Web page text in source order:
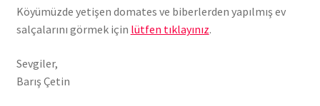
Köyümüzde yetişen domates ve biberlerden yapılmış ev
salçalarını görmek için lütfen tıklayınız.
Sevgiler,
Barış Çetin